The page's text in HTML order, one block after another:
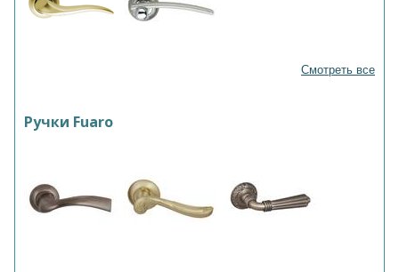
Смотреть все
Ручки Fuaro